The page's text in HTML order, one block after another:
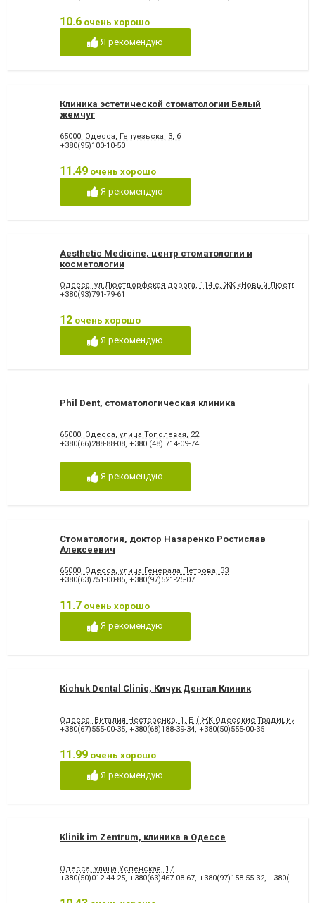
10.6 очень хорошо
Я рекомендую
Клиника эстетической стоматологии Белый
жемчуг
65000, Одесса, Генуезьска, 3, б
+380(95)100-10-50
11.49 очень хорошо
Я рекомендую
Aesthetic Medicine, центр стоматологии и
косметологии
Одесса, ул.Люстдорфская дорога, 114-е, ЖК «Новый
+380(93)791-79-61
12 очень хорошо
Я рекомендую
Phil Dent, стоматологическая клиника
65000, Одесса, улица Тополевая, 22
+380(66)288-88-08, +380 (48) 714-09-74
Я рекомендую
Стоматология, доктор Назаренко Ростислав
Алексеевич
65000, Одесса, улица Генерала Петрова, 33
+380(63)751-00-85, +380(97)521-25-07
11.7 очень хорошо
Я рекомендую
Kichuk Dental Clinic, Кичук Дентал Клиник
Одесса, Виталия Нестеренко, 1, Б ( ЖК Одесские Традиции )
+380(67)555-00-35, +380(68)188-39-34, +380(50)555-00-35
11.99 очень хорошо
Я рекомендую
Klinik im Zentrum, клиника в Одессе
Одесса, улица Успенская, 17
+380(50)012-44-25, +380(63)467-08-67, +380(97)158-55-32, +380(48)709-27-09